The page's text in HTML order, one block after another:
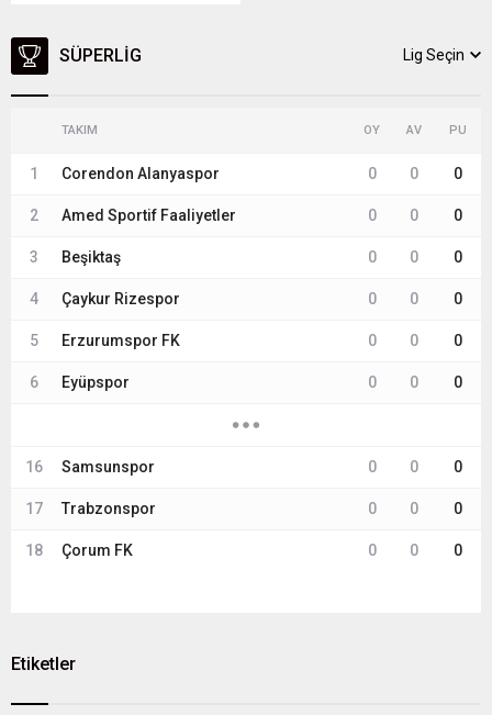
SÜPERLIG Lig Seçin
TAKIM OY AV PU
1 Corendon Alanyaspor 0 0 0
2 Amed Sportif Faaliyetler 0 0 0
3 Beşiktaş 0 0 0
4 Çaykur Rizespor 0 0 0
5 Erzurumspor FK 0 0 0
6 Eyüpspor 0 0 0
16 Samsunspor 0 0 0
17 Trabzonspor 0 0 0
18 Çorum FK 0 0 0
Etiketler